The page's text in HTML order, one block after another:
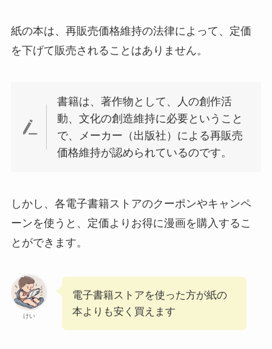
紙の本は、再販売価格維持の法律によって、定価
を下げて販売されることはありません。
書籍は、著作物として、人の創作活
動、文化の創造維持に必要ということ
で、メーカー（出版社）による再販売
価格維持が認められているのです。
しかし、各電子書籍ストアのクーポンやキャンペ
ーンを使うと、定価よりお得に漫画を購入するこ
とができます。
けい
電子書籍ストアを使った方が紙の
本よりも安く買えます